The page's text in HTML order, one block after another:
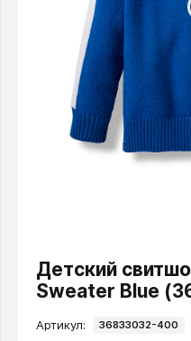
Детский
Sweater Blue
Артикул: 36833032-400